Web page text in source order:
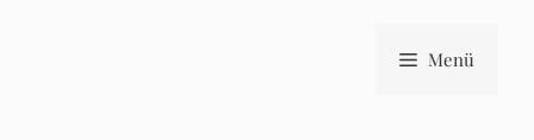
Menü